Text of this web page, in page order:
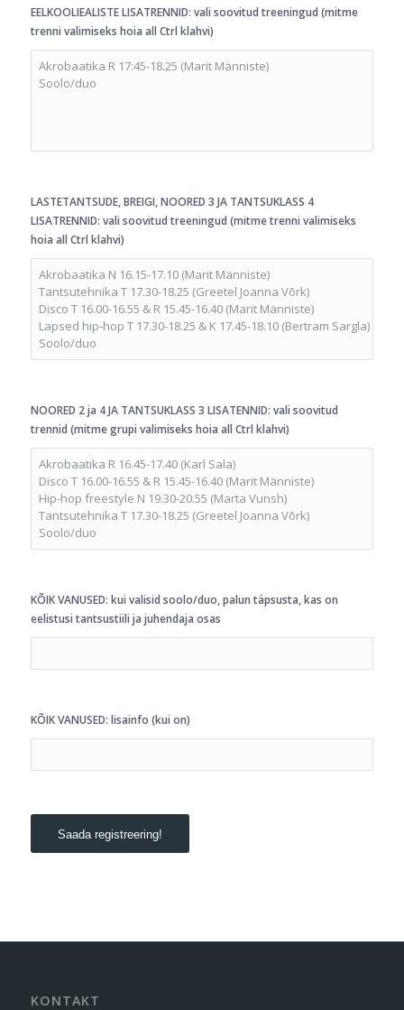
EELKOOLIEALISTE LISATRENNID: vali soovitud treeningud (mitme
trenni valimiseks hoia all Ctrl klahvi)
LASTETANTSUDE, BREIGI, NOORED 3 JA TANTSUKLASS 4
LISATRENNID: vali soovitud treeningud (mitme trenni valimiseks
hoia all Ctrl klahvi)
NOORED 2 ja 4 JA TANTSUKLASS 3 LISATENNID: vali soovitud
trennid (mitme grupi valimiseks hoia all Ctrl klahvi)
KÕIK VANUSED: kui valisid soolo/duo, palun täpsusta, kas on
eelistusi tantsustiili ja juhendaja osas
KÕIK VANUSED: lisainfo (kui on)
KONTAKT